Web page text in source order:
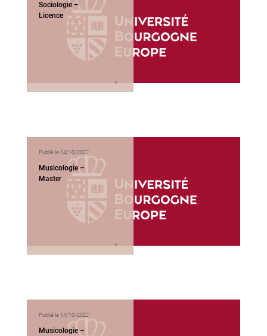
Sociologie –
Licence
Publié le 14/10/2022
Musicologie –
Master
Publié le 14/10/2022
Musicologie –